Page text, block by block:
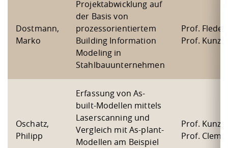
und Physik
Lebenslagen
Studentenwerk
Arbeit
Lehren,
Weiterbilden im
Formulare und
Formulare und
Förderverein
Informatik/
Landbau/
Unternehmen
Kontakt und Anfahrt
Dostmann,
Marko
Projektabwicklung auf
der Basis von
prozessorientiertem
Building Information
Modeling in
Stahlbauunternehmen
Prof.
Prof. Kunze
Oschatz,
Philipp
Erfassung von As-
built-Modellen mittels
Laserscanning und
Vergleich mit As-plant-
Modellen am Beispiel
Prof. Kunze,
Prof.